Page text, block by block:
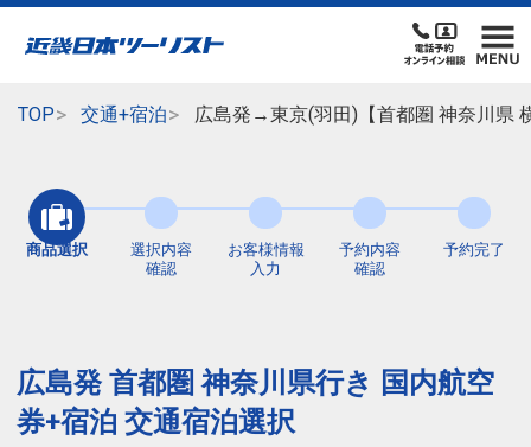
TOP 交通+宿泊 広島発→東京(羽田)【首都圏 神奈川県
商品選択
選択内容
確認
お客様情報
入力
予約内容
確認
予約完了
広島発 首都圏 神奈川県行き 国内航空
券+宿泊 交通宿泊選択